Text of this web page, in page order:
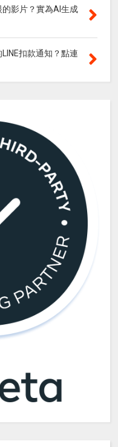
的影片？實為AI生成
扣款通知？點連